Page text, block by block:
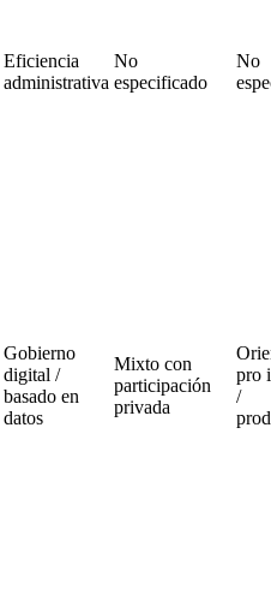
Eficiencia
administrativa
No
especificado
No
Gobierno
digital /
basado en
datos
Mixto con
participación
privada
pro
/